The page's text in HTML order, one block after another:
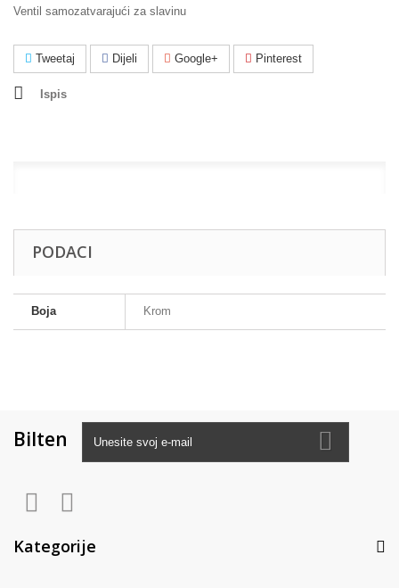
Ventil samozatvarajući za slavinu
Tweetaj Dijeli Google+ Pinterest
Ispis
PODACI
Boja Krom
Bilten
Kategorije